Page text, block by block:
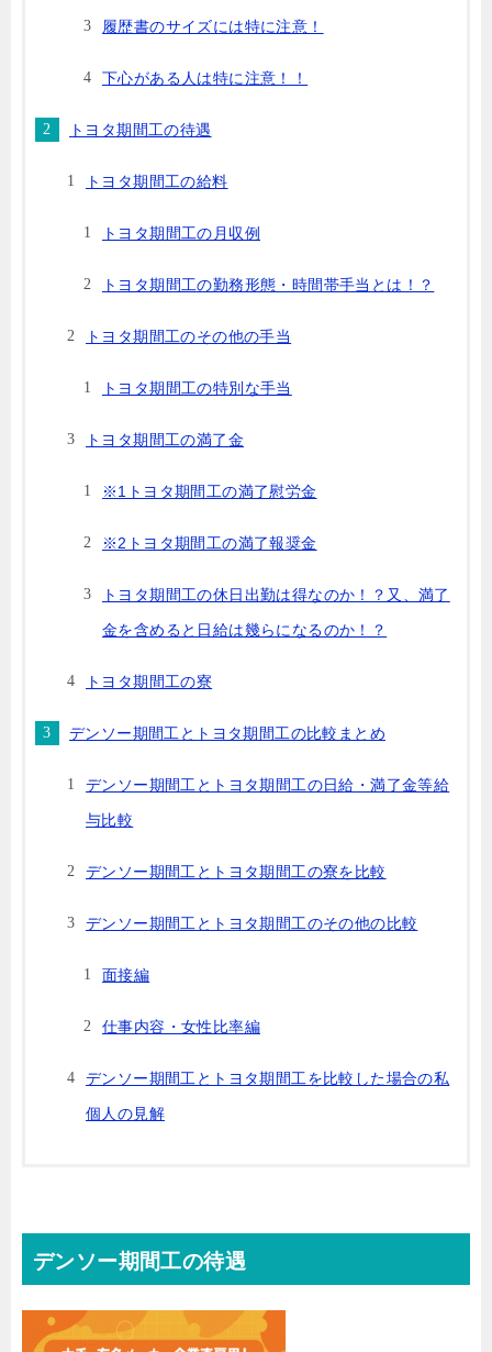
履歴書のサイズには特に注意！
下心がある人は特に注意！！
トヨタ期間工の待遇
トヨタ期間工の給料
トヨタ期間工の月収例
トヨタ期間工の勤務形態・時間帯手当とは！？
トヨタ期間工のその他の手当
トヨタ期間工の特別な手当
トヨタ期間工の満了金
※1トヨタ期間工の満了慰労金
※2トヨタ期間工の満了報奨金
トヨタ期間工の休日出勤は得なのか！？又、満了
金を含めると日給は幾らになるのか！？
トヨタ期間工の寮
デンソー期間工とトヨタ期間工の比較まとめ
デンソー期間工とトヨタ期間工の日給・満了金等給
与比較
デンソー期間工とトヨタ期間工の寮を比較
デンソー期間工とトヨタ期間工のその他の比較
面接編
仕事内容・女性比率編
デンソー期間工とトヨタ期間工を比較した場合の私
個人の見解
デンソー期間工の待遇